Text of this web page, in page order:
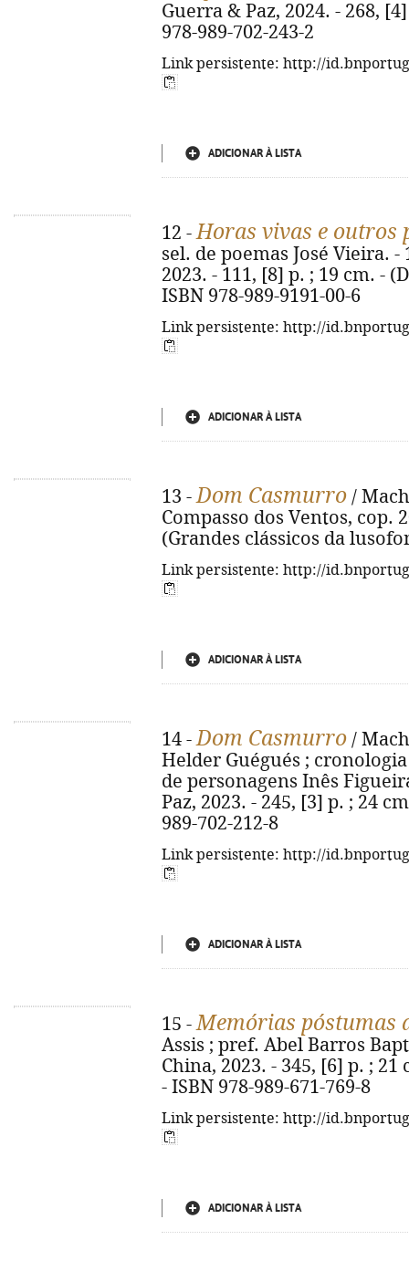
Guerra & Paz, 2024. - 268,
978-989-702-243-2
Link persistente: http://
ADICIONAR À LISTA
12 -Horas vivas e outros
sel. de poemas José Vieira. -
2023. - 111, [8] p. ; 19 cm. -
ISBN 978-989-9191-00-6
Link persistente: http://
ADICIONAR À LISTA
13 -Dom Casmurro /
Compasso dos Ventos, cop.
(Grandes clássicos da
Link persistente: http://
ADICIONAR À LISTA
14 -Dom Casmurro /
Helder Guégués ;
de personagens Inês
Paz, 2023. - 245, [3] p. ; 24
989-702-212-8
Link persistente: http://
ADICIONAR À LISTA
15 -Memórias póstumas
Assis ; pref. Abel Barros
China, 2023. - 345, [6] p. ;
- ISBN 978-989-671-769-8
Link persistente: http://
ADICIONAR À LISTA